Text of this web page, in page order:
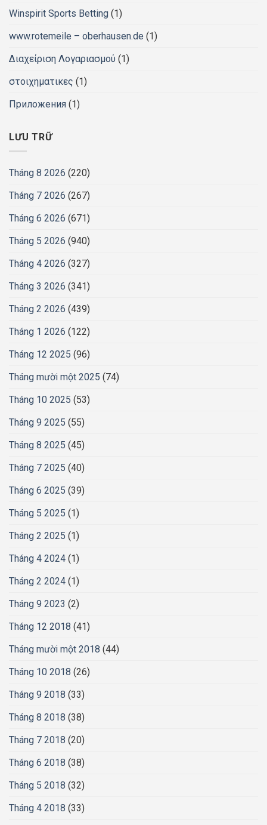
Winspirit Sports Betting (1)
www.rotemeile – oberhausen.de (1)
Διαχείριση Λογαριασμού (1)
στοιχηματικες (1)
Приложения (1)
LƯU TRỮ
Tháng 8 2026 (220)
Tháng 7 2026 (267)
Tháng 6 2026 (671)
Tháng 5 2026 (940)
Tháng 4 2026 (327)
Tháng 3 2026 (341)
Tháng 2 2026 (439)
Tháng 1 2026 (122)
Tháng 12 2025 (96)
Tháng mười một 2025 (74)
Tháng 10 2025 (53)
Tháng 9 2025 (55)
Tháng 8 2025 (45)
Tháng 7 2025 (40)
Tháng 6 2025 (39)
Tháng 5 2025 (1)
Tháng 2 2025 (1)
Tháng 4 2024 (1)
Tháng 2 2024 (1)
Tháng 9 2023 (2)
Tháng 12 2018 (41)
Tháng mười một 2018 (44)
Tháng 10 2018 (26)
Tháng 9 2018 (33)
Tháng 8 2018 (38)
Tháng 7 2018 (20)
Tháng 6 2018 (38)
Tháng 5 2018 (32)
Tháng 4 2018 (33)